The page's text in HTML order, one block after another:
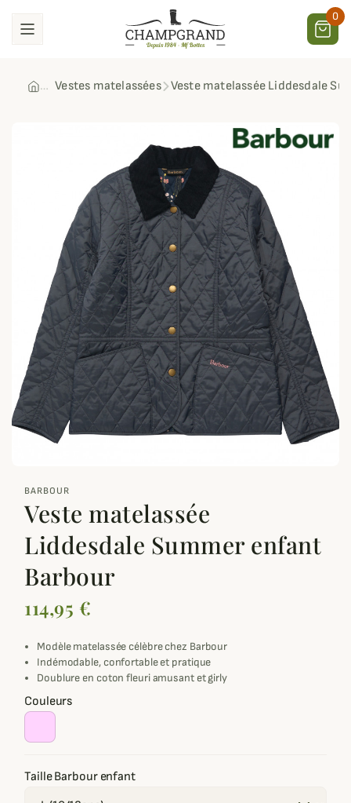
0
Vestes matelassées Veste matelassée Liddesdale
BARBOUR
Veste matelassée
Liddesdale Summer enfant
Barbour
114,95 €
Modèle matelassée célèbre chez Barbour
Indémodable, confortable et pratique
Doublure en coton fleuri amusant et girly
Couleurs
Taille Barbour enfant